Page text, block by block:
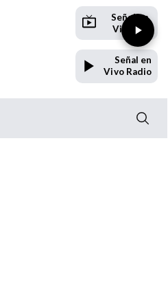
Señal en
Vivo TV
Señal en
Vivo Radio